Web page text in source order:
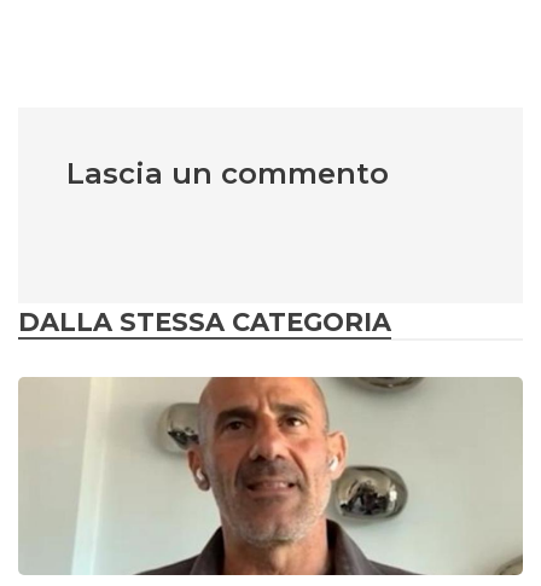
Lascia un commento
DALLA STESSA CATEGORIA